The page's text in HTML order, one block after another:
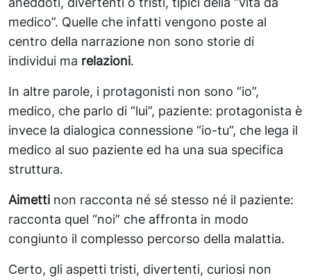
medico”. Quelle che infatti vengono poste al
centro della narrazione non sono storie di
individui ma relazioni.
In altre parole, i protagonisti non sono “io”,
medico, che parlo di “lui”, paziente: protagonista è
invece la dialogica connessione “io-tu”, che lega il
medico al suo paziente ed ha una sua specifica
struttura.
Aimetti non racconta né sé stesso né il paziente:
racconta quel “noi” che affronta in modo
congiunto il complesso percorso della malattia.
Certo, gli aspetti tristi, divertenti, curiosi non